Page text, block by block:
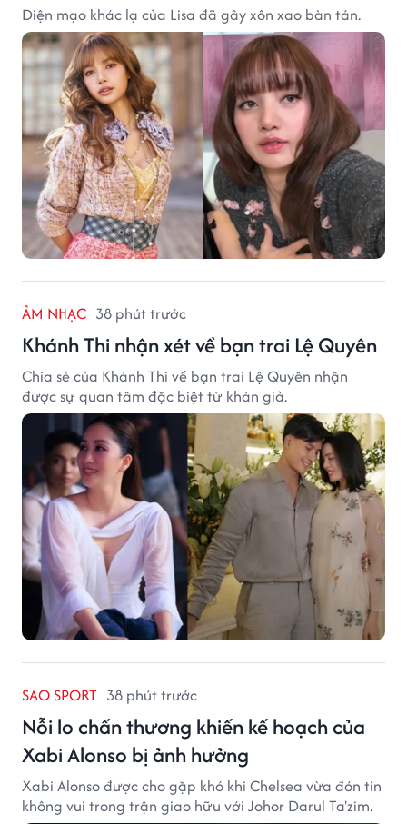
Diện mạo khác lạ của Lisa đã gây xôn xao bàn tán.
ÂM NHẠC 38 phút trước
Khánh Thi nhận xét về bạn trai Lệ Quyên
Chia sẻ của Khánh Thi về bạn trai Lệ Quyên nhận
được sự quan tâm đặc biệt từ khán giả.
SAO SPORT 38 phút trước
Nỗi lo chấn thương khiến kế hoạch của
Xabi Alonso bị ảnh hưởng
Xabi Alonso được cho gặp khó khi Chelsea vừa đón tin
không vui trong trận giao hữu với Johor Darul Ta'zim.